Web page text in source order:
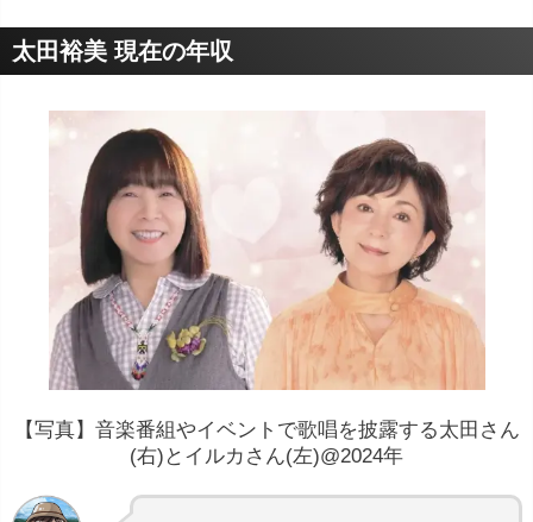
太田裕美 現在の年収
【写真】音楽番組やイベントで歌唱を披露する太田さん
(右)とイルカさん(左)@2024年